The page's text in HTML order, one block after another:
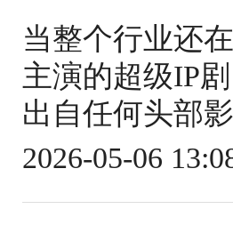
当整个行业还
主演的超级IP
出自任何头部
2026-05-06